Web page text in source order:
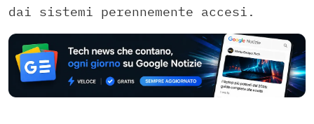
dai sistemi perennemente accesi.